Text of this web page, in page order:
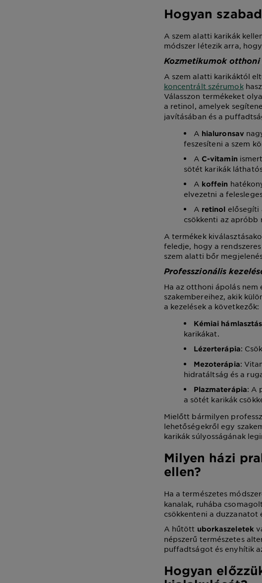
Hogyan
A szem alatti karikák
módszer létezik arra,
Kozmetikumok otthoni
A szem alatti karikáktól
koncentrált szérumok
Válasszon termékeket
a retinol, amelyek
javításában és a
A hialuronsav
feszesíteni a szem
A C-vitamin
sötét karikák
A koffein
elvezetni a
A retinol elősegíti
csökkenti az apróbb
A termékek
feledje, hogy a
szem alatti bőr
Professzionális
Ha az otthoni ápolás
szakembereihez, akik
a kezelések a következők:
Kémiai hámlasztás
karikákat.
Lézerterápia:
Mezoterápia:
hidratáltság és a
Plazmaterápia: A
a sötét karikák
Mielőtt bármilyen
lehetőségekről egy
karikák súlyosságának
Milyen házi
ellen?
Ha a természetes
kanalak, ruhába
csökkenteni a
A hűtött uborkaszeletek
népszerű természetes
puffadtságot és enyhítik
Hogyan